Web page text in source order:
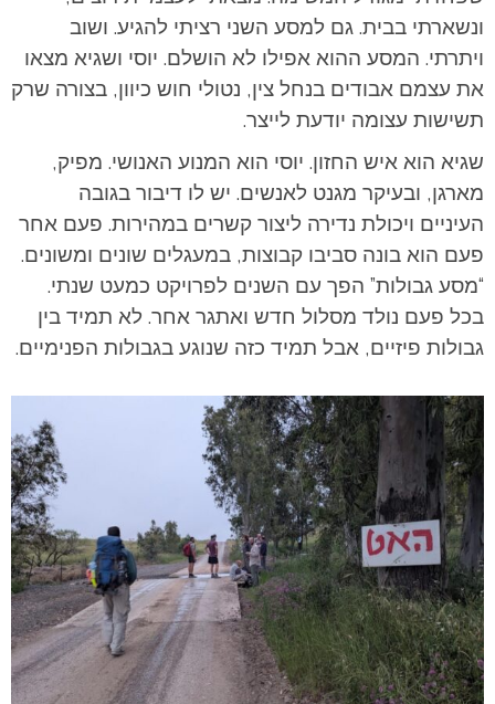
ונשארתי בבית. גם למסע השני רציתי להגיע. ושוב
ויתרתי. המסע ההוא אפילו לא הושלם. יוסי ושגיא מצאו
את עצמם אבודים בנחל צין, נטולי חוש כיוון, בצורה שרק
תשישות עצומה יודעת לייצר.
שגיא הוא איש החזון. יוסי הוא המנוע האנושי. מפיק,
מארגן, ובעיקר מגנט לאנשים. יש לו דיבור בגובה
העיניים ויכולת נדירה ליצור קשרים במהירות. פעם אחר
פעם הוא בונה סביבו קבוצות, במעגלים שונים ומשונים.
“מסע גבולות” הפך עם השנים לפרויקט כמעט שנתי.
בכל פעם נולד מסלול חדש ואתגר אחר. לא תמיד בין
גבולות פיזיים, אבל תמיד כזה שנוגע בגבולות הפנימיים.